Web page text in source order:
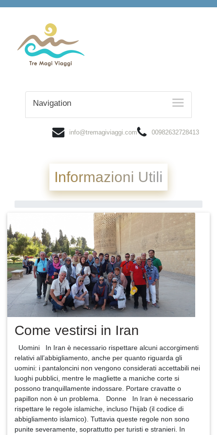
00982632728413
info@tremagiviaggi.com
Navigation
Informazioni Utili
Come vestirsi in Iran
Uomini In Iran è necessario rispettare alcuni accorgimenti
relativi all’abbigliamento, anche per quanto riguarda gli
uomini: i pantaloncini non vengono considerati accettabili nei
luoghi pubblici, mentre le magliette a maniche corte si
possono tranquillamente indossare. Portare cravatte o
papillon non è un problema. Donne In Iran è necessario
rispettare le regole islamiche, incluso l'hijab (il codice di
abbigliamento islamico). Tuttavia queste regole non sono
punite severamente, soprattutto per turisti e stranieri. In